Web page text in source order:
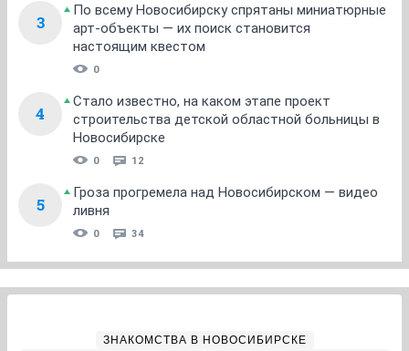
3
По всему Новосибирску спрятаны миниатюрные
арт-объекты — их поиск становится
настоящим квестом
0
4
Стало известно, на каком этапе проект
строительства детской областной больницы в
Новосибирске
0 12
5
Гроза прогремела над Новосибирском — видео
ливня
0 34
ЗНАКОМСТВА В НОВОСИБИРСКЕ